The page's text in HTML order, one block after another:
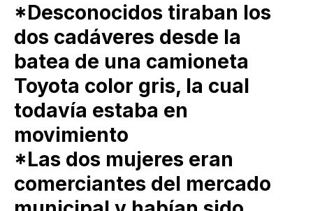
*Desconocidos tiraban los
dos cadáveres desde la
batea de una camioneta
Toyota color gris, la cual
todavía estaba en
movimiento
*Las dos mujeres eran
comerciantes del mercado